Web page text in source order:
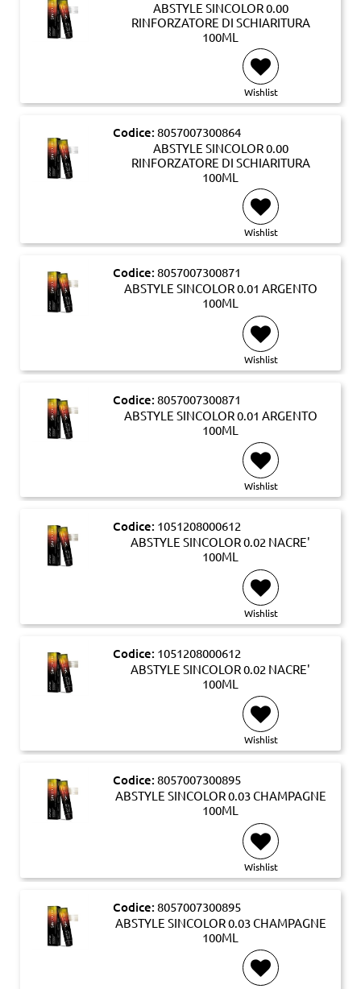
ABSTYLE SINCOLOR 0.00
RINFORZATORE DI SCHIARITURA
100ML
Wishlist
Codice: 8057007300864
ABSTYLE SINCOLOR 0.00
RINFORZATORE DI SCHIARITURA
100ML
Wishlist
Codice: 8057007300871
ABSTYLE SINCOLOR 0.01 ARGENTO
100ML
Wishlist
Codice: 8057007300871
ABSTYLE SINCOLOR 0.01 ARGENTO
100ML
Wishlist
Codice: 1051208000612
ABSTYLE SINCOLOR 0.02 NACRE'
100ML
Wishlist
Codice: 1051208000612
ABSTYLE SINCOLOR 0.02 NACRE'
100ML
Wishlist
Codice: 8057007300895
ABSTYLE SINCOLOR 0.03 CHAMPAGNE
100ML
Wishlist
Codice: 8057007300895
ABSTYLE SINCOLOR 0.03 CHAMPAGNE
100ML